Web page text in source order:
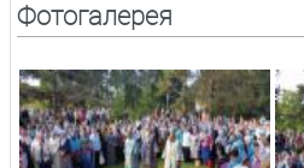
Фотогалерея